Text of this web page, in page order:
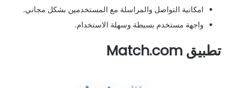
امكانية التواصل والمراسلة مع المستخدمين بشكل مجاني.
واجهة مستخدم بسيطة وسهلة الاستخدام.
تطبيق Match.com